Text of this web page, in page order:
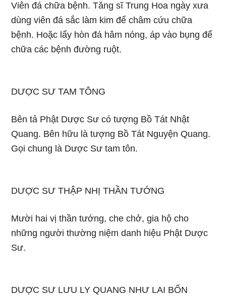
Viên đá chữa bệnh. Tăng sĩ Trung Hoa ngày xưa
dùng viên đá sắc làm kim để châm cứu chữa
bệnh. Hoặc lấy hòn đá hâm nóng, áp vào bụng để
chữa các bệnh đường ruột.
DƯỢC SƯ TAM TÔNG
Bên tả Phật Dược Sư có tượng Bồ Tát Nhật
Quang. Bên hữu là tượng Bồ Tát Nguyện Quang.
Gọi chung là Dược Sư tam tôn.
DƯỢC SƯ THẬP NHỊ THẦN TƯỚNG
Mười hai vị thần tướng, che chở, gia hộ cho
những người thường niệm danh hiệu Phật Dược
Sư.
DƯỢC SƯ LƯU LY QUANG NHƯ LAI BỔN